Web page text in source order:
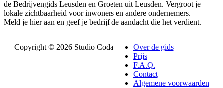
de Bedrijvengids Leusden en Groeten uit Leusden. Vergroot je
lokale zichtbaarheid voor inwoners en andere ondernemers.
Meld je hier aan en geef je bedrijf de aandacht die het verdient.
Copyright © 2026 Studio Coda
Over de gids
Prijs
F.A.Q.
Contact
Algemene voorwaarden